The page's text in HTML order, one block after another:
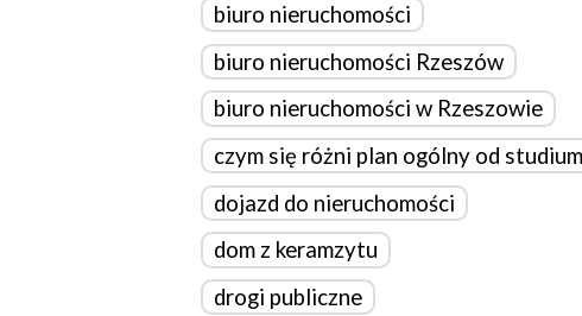
biuro nieruchomości
biuro nieruchomości Rzeszów
biuro nieruchomości w Rzeszowie
czym się różni plan ogólny od
dojazd do nieruchomości
dom z keramzytu
drogi publiczne